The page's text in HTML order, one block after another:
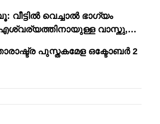
വീട്ടിൽ വെച്ചാൽ ഭാഗ്യം
വാസ്തു,
പുസ്തകമേള ഒക്ടോബർ 2